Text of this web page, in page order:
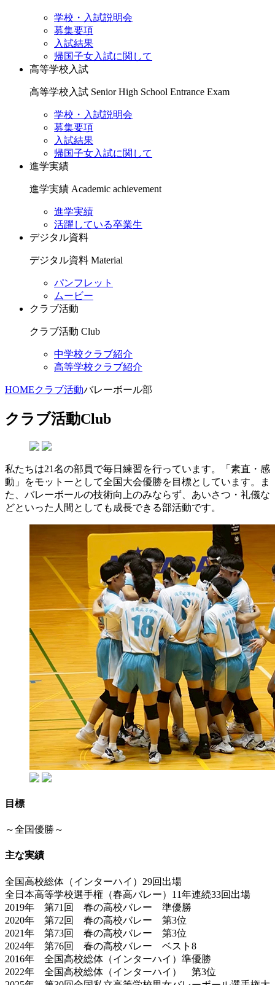
学校・入試説明会
募集要項
入試結果
帰国子女入試に関して
高等学校入試
高等学校入試 Senior High School Entrance Exam
学校・入試説明会
募集要項
入試結果
帰国子女入試に関して
進学実績
進学実績 Academic achievement
進学実績
活躍している卒業生
デジタル資料
デジタル資料 Material
パンフレット
ムービー
クラブ活動
クラブ活動 Club
中学校クラブ紹介
高等学校クラブ紹介
HOMEクラブ活動バレーボール部
クラブ活動Club
私たちは21名の部員で毎日練習を行っています。「素直・感
動」をモットーとして全国大会優勝を目標としています。ま
た、バレーボールの技術向上のみならず、あいさつ・礼儀な
どといった人間としても成長できる部活動です。
目標
～全国優勝～
主な実績
全国高校総体（インターハイ）29回出場
全日本高等学校選手権（春高バレー）11年連続33回出場
2019年 第71回 春の高校バレー 準優勝
2020年 第72回 春の高校バレー 第3位
2021年 第73回 春の高校バレー 第3位
2024年 第76回 春の高校バレー ベスト8
2016年 全国高校総体（インターハイ）準優勝
2022年 全国高校総体（インターハイ） 第3位